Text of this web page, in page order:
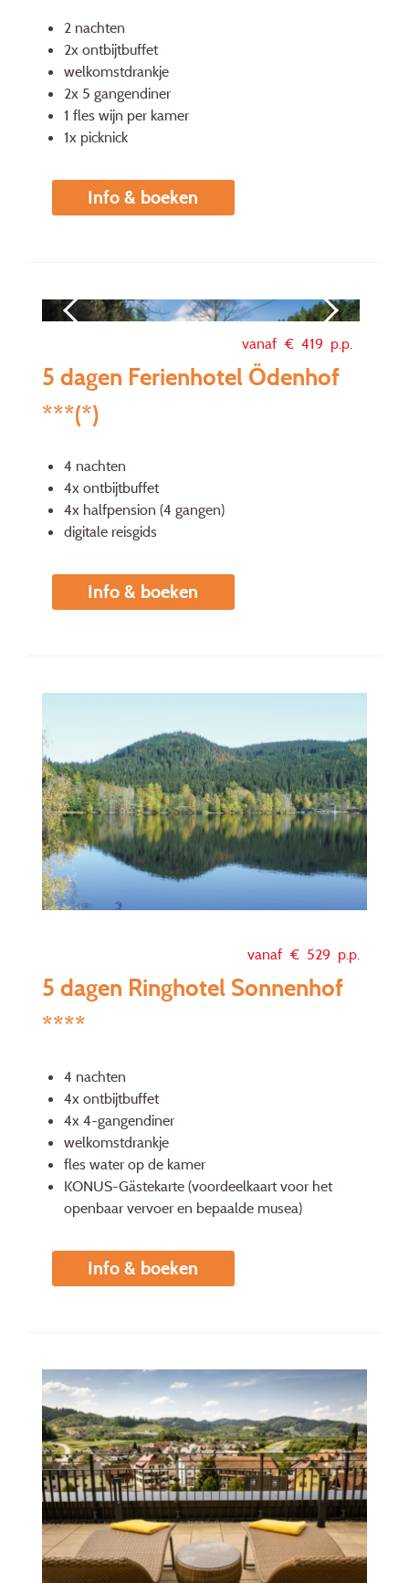
2 nachten
2x ontbijtbuffet
welkomstdrankje
2x 5 gangendiner
1 fles wijn per kamer
1x picknick
Info & boeken
vanaf € 419 p.p.
5 dagen Ferienhotel Ödenhof
***(*)
4 nachten
4x ontbijtbuffet
4x halfpension (4 gangen)
digitale reisgids
Info & boeken
vanaf € 529 p.p.
5 dagen Ringhotel Sonnenhof
****
4 nachten
4x ontbijtbuffet
4x 4-gangendiner
welkomstdrankje
fles water op de kamer
KONUS-Gästekarte (voordeelkaart voor het
openbaar vervoer en bepaalde musea)
Info & boeken